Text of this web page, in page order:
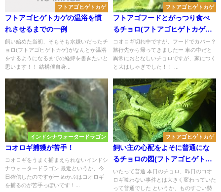
フトアゴヒゲトカゲ
フトアゴヒゲトカゲの温浴を慣
れさせるまでの一例
飼い始めた当初、そもそも水嫌いだったチ
ョロ(フトアゴヒゲトカゲ)がなんとか温浴
をするようになるまでの経緯を書きたいと
思います！！ 結構僕自身...
フトアゴヒゲトカゲ
フトアゴフードとがっつり食べ
るチョロ(フトアゴヒゲトカゲの
フード餌付け)
コオロギ切れ中ですが、フードでカバー？
旅行先から帰ってきましたー 車の中だと
異常におとなしいチョロですが、家につく
と大はしゃぎでした！！ ...
インドシナウォータードラゴン
コオロギ捕獲が苦手！
コオロギをうまく捕まえられないインドシ
ナウォータードラゴン 最近というか、今
日確信したのですがー めかぶはコオロギ
を捕るのが苦手っぽいです！...
フトアゴヒゲトカゲ
飼い主の心配をよそに普通にな
るチョロの図(フトアゴヒゲトカ
ゲの体調)
いたって普通 本日のチョロ、昨日のコオ
ロギ喰わない事件とは大きく変わっていた
って普通でした というか、ものすごい勢